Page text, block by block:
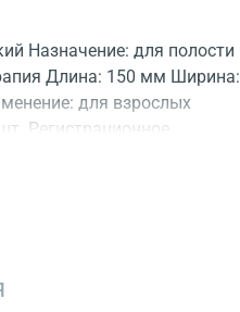
Назначение: для полости
Длина: 150 мм Ширина:
для взрослых
Регистрационное